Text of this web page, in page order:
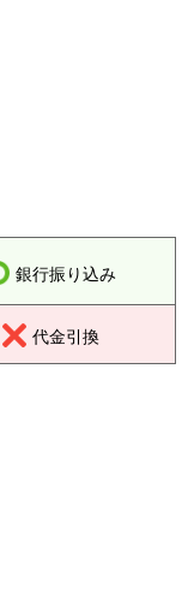
銀行振り込み
代金引換